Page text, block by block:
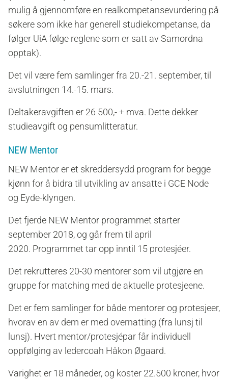
mulig å gjennomføre en realkompetansevurdering på
søkere som ikke har generell studiekompetanse, da
følger UiA følge reglene som er satt av Samordna
opptak).
Det vil være fem samlinger fra 20.-21. september, til
avslutningen 14.-15. mars.
Deltakeravgiften er 26 500,- + mva. Dette dekker
studieavgift og pensumlitteratur.
NEW Mentor
NEW Mentor er et skreddersydd program for begge
kjønn for å bidra til utvikling av ansatte i GCE Node
og Eyde-klyngen.
Det fjerde NEW Mentor programmet starter
september 2018, og går frem til april
2020. Programmet tar opp inntil 15 protesjéer.
Det rekrutteres 20-30 mentorer som vil utgjøre en
gruppe for matching med de aktuelle protesjeene.
Det er fem samlinger for både mentorer og protesjeer,
hvorav en av dem er med overnatting (fra lunsj til
lunsj). Hvert mentor/protesjépar får individuell
oppfølging av ledercoah Håkon Øgaard.
Varighet er 18 måneder, og koster 22.500 kroner, hvor